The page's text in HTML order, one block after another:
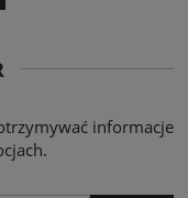
informacje